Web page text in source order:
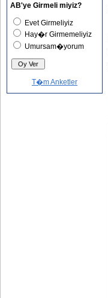
AB'ye Girmeli miyiz?
Evet Girmeliyiz
Hay�r Girmemeliyiz
Umursam�yorum
T�m Anketler